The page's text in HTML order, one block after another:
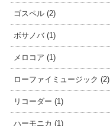
ゴスペル (2)
ボサノバ (1)
メロコア (1)
ローファイミュージック (2)
リコーダー (1)
ハーモニカ (1)